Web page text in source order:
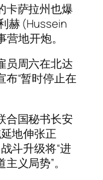
卡萨拉州也爆
赫 (Hussein
地开炮。
员周六在北达
布“暂时停止在
合国秘书长安
地伸张正
斗升级将“进
义局势”。